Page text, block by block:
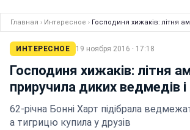
Главная › Интересное › Господиня хижаків: літня
ИНТЕРЕСНОЕ 19 ноября 2016 · 17:18
Господиня хижаків: літня
приручила диких ведмедів і
62-річна Бонні Харт підібрала
а тигрицю купила у друзів